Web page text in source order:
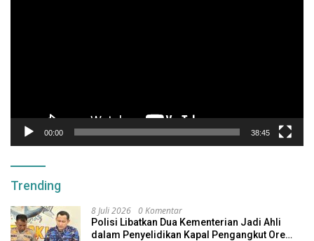
00:00 38:45
Trending
8 Juli 2026 0 Komentar
Polisi Libatkan Dua Kementerian Jadi Ahli
dalam Penyelidikan Kapal Pengangkut Ore